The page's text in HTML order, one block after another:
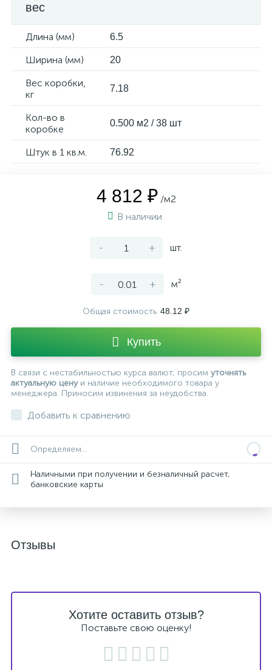
вес
Длина (мм) 6.5
Ширина (мм) 20
Вес коробки,
кг
7.18
Кол-во в
коробке
0.500 м2 / 38 шт
Штук в 1 кв.м. 76.92
4 812 ₽ /м2
В наличии
- + шт.
- + м²
Общая стоимость 48.12 ₽
Купить
В связи с нестабильностью курса валют, просим уточнять
актуальную ценуи наличие необходимого товара у
менеджера. Приносим извинения за неудобства.
Добавить к сравнению
Определяем...
Наличными при получении и безналичный расчет,
банковские карты
Отзывы
Хотите оставить отзыв?
Поставьте свою оценку!